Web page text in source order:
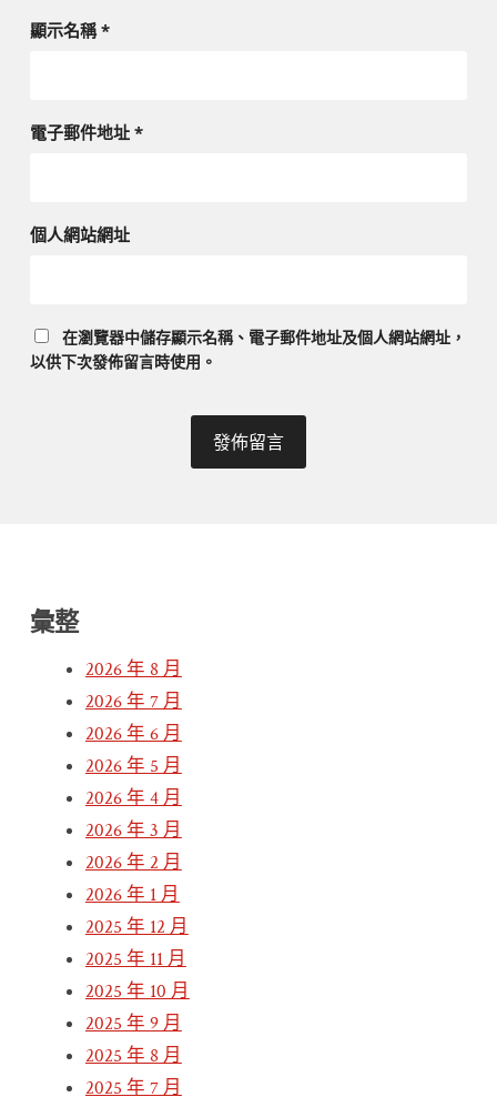
顯示名稱*
電子郵件地址 *
個人網站網址
在瀏覽器中儲存顯示名稱、電子郵件地址及個人網站網址，
以供下次發佈留言時使用。
彙整
2026 年 8 月
2026 年 7 月
2026 年 6 月
2026 年 5 月
2026 年 4 月
2026 年 3 月
2026 年 2 月
2026 年 1 月
2025 年 12 月
2025 年 11 月
2025 年 10 月
2025 年 9 月
2025 年 8 月
2025 年 7 月